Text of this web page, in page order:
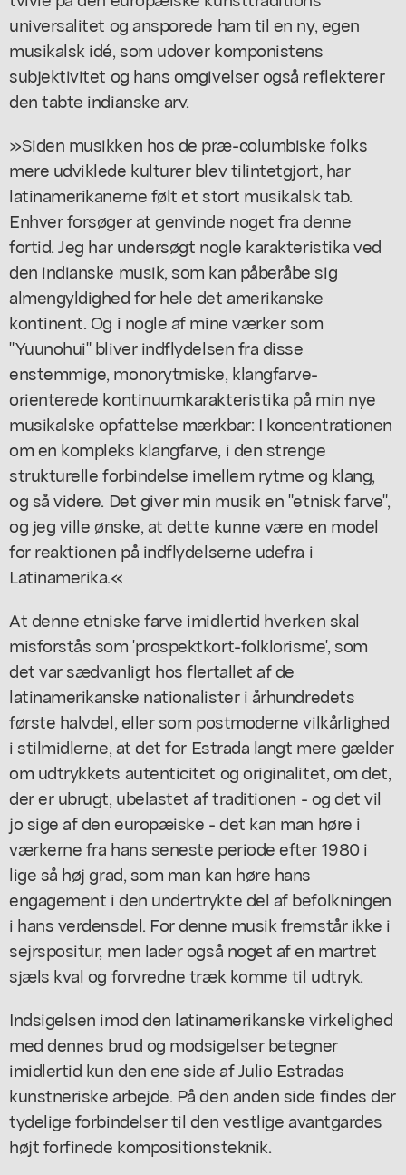
universalitet og ansporede ham til en ny, egen
musikalsk idé, som udover komponistens
subjektivitet og hans omgivelser også reflekterer
den tabte indianske arv.
»Siden musikken hos de præ-columbiske folks
mere udviklede kulturer blev tilintetgjort, har
latinamerikanerne følt et stort musikalsk tab.
Enhver forsøger at genvinde noget fra denne
fortid. Jeg har undersøgt nogle karakteristika ved
den indianske musik, som kan påberåbe sig
almengyldighed for hele det amerikanske
kontinent. Og i nogle af mine værker som
"Yuunohui" bliver indflydelsen fra disse
enstemmige, monorytmiske, klangfarve-
orienterede kontinuumkarakteristika på min nye
musikalske opfattelse mærkbar: I koncentrationen
om en kompleks klangfarve, i den strenge
strukturelle forbindelse imellem rytme og klang,
og så videre. Det giver min musik en "etnisk farve",
og jeg ville ønske, at dette kunne være en model
for reaktionen på indflydelserne udefra i
Latinamerika.«
At denne etniske farve imidlertid hverken skal
misforstås som 'prospektkort-folklorisme', som
det var sædvanligt hos flertallet af de
latinamerikanske nationalister i århundredets
første halvdel, eller som postmoderne vilkårlighed
i stilmidlerne, at det for Estrada langt mere gælder
om udtrykkets autenticitet og originalitet, om det,
der er ubrugt, ubelastet af traditionen - og det vil
jo sige af den europæiske - det kan man høre i
værkerne fra hans seneste periode efter 1980 i
lige så høj grad, som man kan høre hans
engagement i den undertrykte del af befolkningen
i hans verdensdel. For denne musik fremstår ikke i
sejrspositur, men lader også noget af en martret
sjæls kval og forvredne træk komme til udtryk.
Indsigelsen imod den latinamerikanske virkelighed
med dennes brud og modsigelser betegner
imidlertid kun den ene side af Julio Estradas
kunstneriske arbejde. På den anden side findes der
tydelige forbindelser til den vestlige avantgardes
højt forfinede kompositionsteknik.